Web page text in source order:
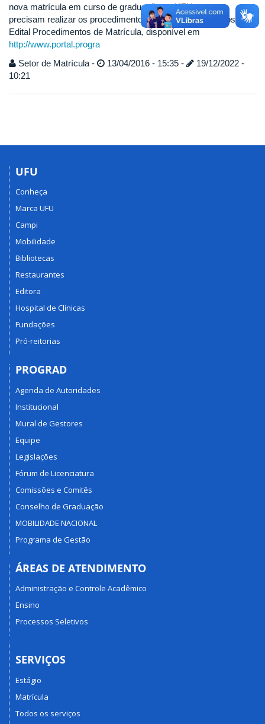
nova matrícula em curso de graduação na UFU,
precisam realizar os procedimentos de matrícula descritos no
Edital Procedimentos de Matrícula, disponível em
http://www.portal.progra
Setor de Matrícula -
13/04/2016 - 15:35 -
19/12/2022 -
10:21
UFU
Conheça
Marca UFU
Campi
Mobilidade
Bibliotecas
Restaurantes
Editora
Hospital de Clínicas
Fundações
Pró-reitorias
PROGRAD
Agenda de Autoridades
Institucional
Mural de Gestores
Equipe
Legislações
Fórum de Licenciatura
Comissões e Comitês
Conselho de Graduação
MOBILIDADE NACIONAL
Programa de Gestão
ÁREAS DE ATENDIMENTO
Administração e Controle Acadêmico
Ensino
Processos Seletivos
SERVIÇOS
Estágio
Matrícula
Todos os serviços